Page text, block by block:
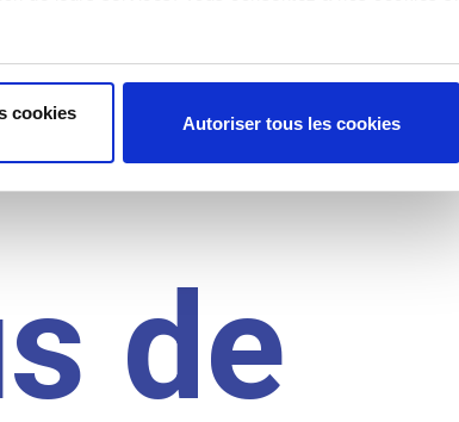
cookies
Autoriser tous les cookies
de